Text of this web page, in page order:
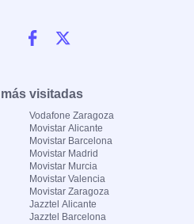
visitadas
Vodafone Zaragoza
Movistar Alicante
Movistar Barcelona
Movistar Madrid
Movistar Murcia
Movistar Valencia
Movistar Zaragoza
Jazztel Alicante
Jazztel Barcelona